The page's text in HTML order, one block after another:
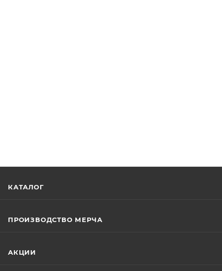
КАТАЛОГ
ПРОИЗВОДСТВО МЕРЧА
АКЦИИ